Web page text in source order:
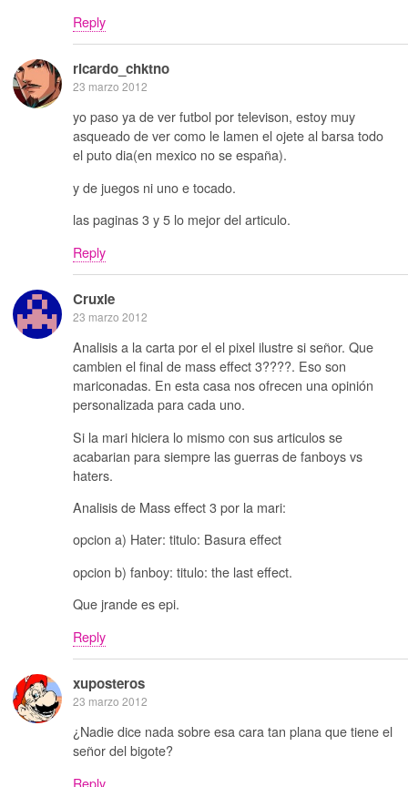
Reply
ricardo_chktno
23 marzo 2012
yo paso ya de ver futbol por televison, estoy muy
asqueado de ver como le lamen el ojete al barsa todo
el puto dia(en mexico no se españa).
y de juegos ni uno e tocado.
las paginas 3 y 5 lo mejor del articulo.
Reply
Cruxie
23 marzo 2012
Analisis a la carta por el el pixel ilustre si señor. Que
cambien el final de mass effect 3????. Eso son
mariconadas. En esta casa nos ofrecen una opinión
personalizada para cada uno.
Si la mari hiciera lo mismo con sus articulos se
acabarian para siempre las guerras de fanboys vs
haters.
Analisis de Mass effect 3 por la mari:
opcion a) Hater: titulo: Basura effect
opcion b) fanboy: titulo: the last effect.
Que jrande es epi.
Reply
xuposteros
23 marzo 2012
¿Nadie dice nada sobre esa cara tan plana que tiene el
señor del bigote?
Reply